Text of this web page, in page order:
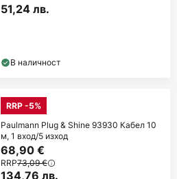
51,24 лв.
В наличност
RRP -5%
Paulmann Plug & Shine 93930 Кабел 10
м, 1 вход/5 изход
68,90 €
RRP73,09 €
134,76 лв.